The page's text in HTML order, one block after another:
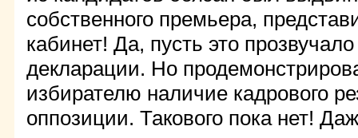
собственного премьера,
кабинет! Да, пусть это
декларации. Но
избирателю наличие кадрового
оппозиции. Такового пока нет!